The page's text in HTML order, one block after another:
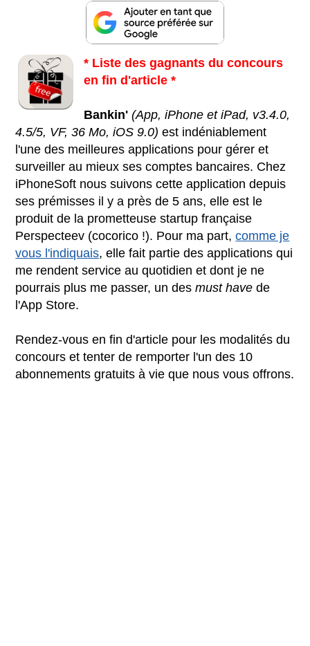
* Liste des gagnants du concours
en fin d'article *
Bankin' (App, iPhone et iPad, v3.4.0,
4.5/5, VF, 36 Mo, iOS 9.0)est indéniablement
l'une des meilleures applications pour gérer et
surveiller au mieux ses comptes bancaires. Chez
iPhoneSoft nous suivons cette application depuis
ses prémisses il y a près de 5 ans, elle est le
produit de la prometteuse startup française
Perspecteev (cocorico !). Pour ma part,comme je
vous l'indiquais, elle fait partie des applications qui
me rendent service au quotidien et dont je ne
pourrais plus me passer, un desmust have de
l'App Store.
Rendez-vous en fin d'article pour les modalités du
concours et tenter de remporter l'un des 10
abonnements gratuits à vie que nous vous offrons.